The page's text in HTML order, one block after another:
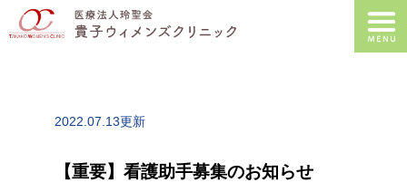
2022.07.13更新
【重要】看護助手募集のお知らせ